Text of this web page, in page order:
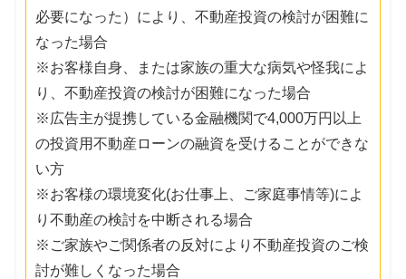
必要になった）により、不動産投資の検討が困難に
なった場合
※お客様自身、または家族の重大な病気や怪我によ
り、不動産投資の検討が困難になった場合
※広告主が提携している金融機関で4,000万円以上
の投資用不動産ローンの融資を受けることができな
い方
※お客様の環境変化(お仕事上、ご家庭事情等)によ
り不動産の検討を中断される場合
※ご家族やご関係者の反対により不動産投資のご検
討が難しくなった場合